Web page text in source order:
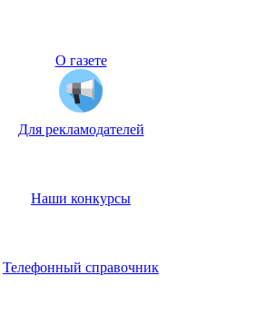
О газете
Для рекламодателей
Наши конкурсы
Телефонный справочник